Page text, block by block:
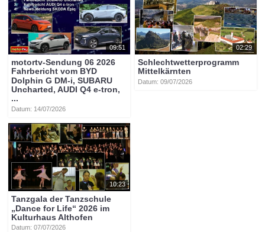
09:51
motortv-Sendung 06 2026
Fahrbericht vom BYD
Dolphin G DM-i, SUBARU
Uncharted, AUDI Q4 e-tron,
...
Datum: 14/07/2026
02:29
Schlechtwetterprogramm
Mittelkärnten
Datum: 09/07/2026
10:23
Tanzgala der Tanzschule
„Dance for Life“ 2026 im
Kulturhaus Althofen
Datum: 07/07/2026